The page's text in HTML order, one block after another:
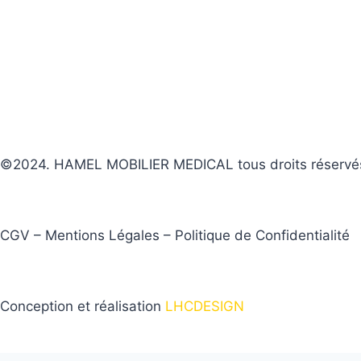
©2024. HAMEL MOBILIER MEDICAL tous droits
CGV – Mentions Légales – Politique de Confidentialité
Conception et réalisation LHCDESIGN